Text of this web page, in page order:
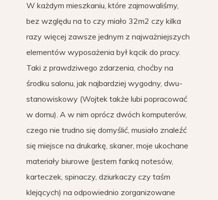
W każdym mieszkaniu, które zajmowaliśmy,
bez względu na to czy miało 32m2 czy kilka
razy więcej zawsze jednym z najważniejszych
elementów wyposażenia był kącik do pracy.
Taki z prawdziwego zdarzenia, choćby na
środku salonu, jak najbardziej wygodny, dwu-
stanowiskowy (Wojtek także lubi popracować
w domu). A w nim oprócz dwóch komputerów,
czego nie trudno się domyślić, musiało znaleźć
się miejsce na drukarkę, skaner, moje ukochane
materiały biurowe (jestem fanką notesów,
karteczek, spinaczy, dziurkaczy czy taśm
klejących) na odpowiednio zorganizowane